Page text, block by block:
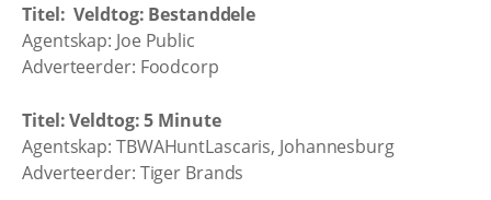
Titel: Veldtog: Bestanddele
Agentskap: Joe Public
Adverteerder: Foodcorp
Titel: Veldtog: 5 Minute
Agentskap: TBWAHuntLascaris, Johannesburg
Adverteerder: Tiger Brands